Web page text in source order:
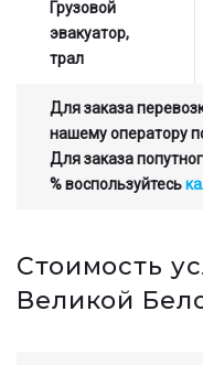
Грузовой
эвакуатор,
трал
Для заказа
нашему оператору
Для заказа
% воспользуйтесь
Стоимость
Великой